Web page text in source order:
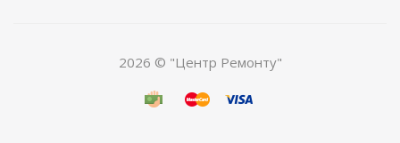
2026 © "Центр Ремонту"